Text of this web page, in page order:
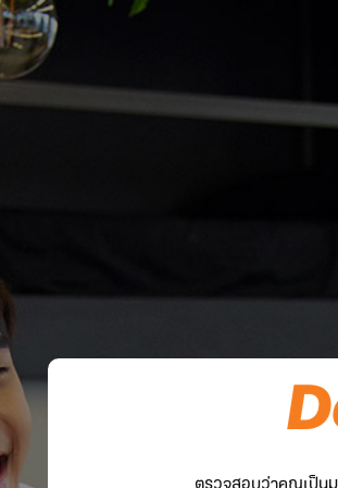
ตรวจสอบว่าคุณเป็น